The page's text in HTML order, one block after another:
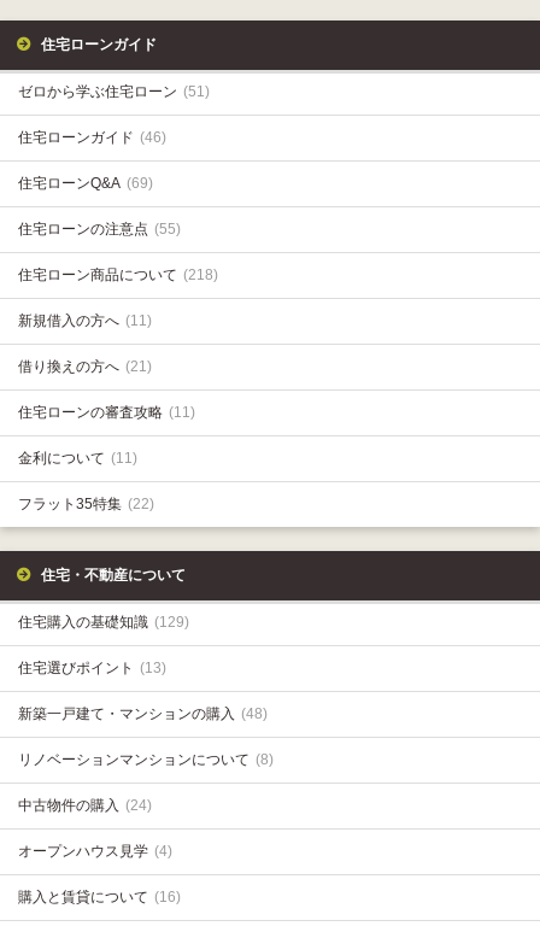
住宅ローンガイド
ゼロから学ぶ住宅ローン (51)
住宅ローンガイド (46)
住宅ローンQ&A (69)
住宅ローンの注意点 (55)
住宅ローン商品について (218)
新規借入の方へ (11)
借り換えの方へ (21)
住宅ローンの審査攻略 (11)
金利について (11)
フラット35特集 (22)
住宅・不動産について
住宅購入の基礎知識 (129)
住宅選びポイント (13)
新築一戸建て・マンションの購入 (48)
リノベーションマンションについて (8)
中古物件の購入 (24)
オープンハウス見学 (4)
購入と賃貸について (16)